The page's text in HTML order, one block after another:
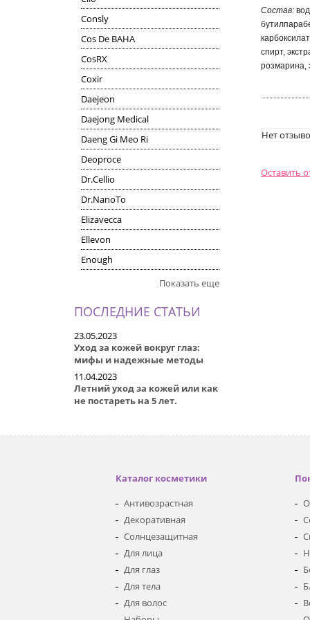
Consly
Cos De BAHA
CosRX
Coxir
Daejeon
Daejong Medical
Daeng Gi Meo Ri
Deoproce
Dr.Cellio
Dr.NanoTo
Elizavecca
Ellevon
Enough
Показать еще
ПОСЛЕДНИЕ СТАТЬИ
23.05.2023
Уход за кожей вокруг глаз:
мифы и надежные методы
11.04.2023
Летний уход за кожей или как
не постареть на 5 лет.
Состав:
спирт,
розмарина,
Нет
Оставить
Каталог косметики
Антивозрастная
Декоративная
Солнцезащитная
Для лица
Для глаз
Для тела
Для волос